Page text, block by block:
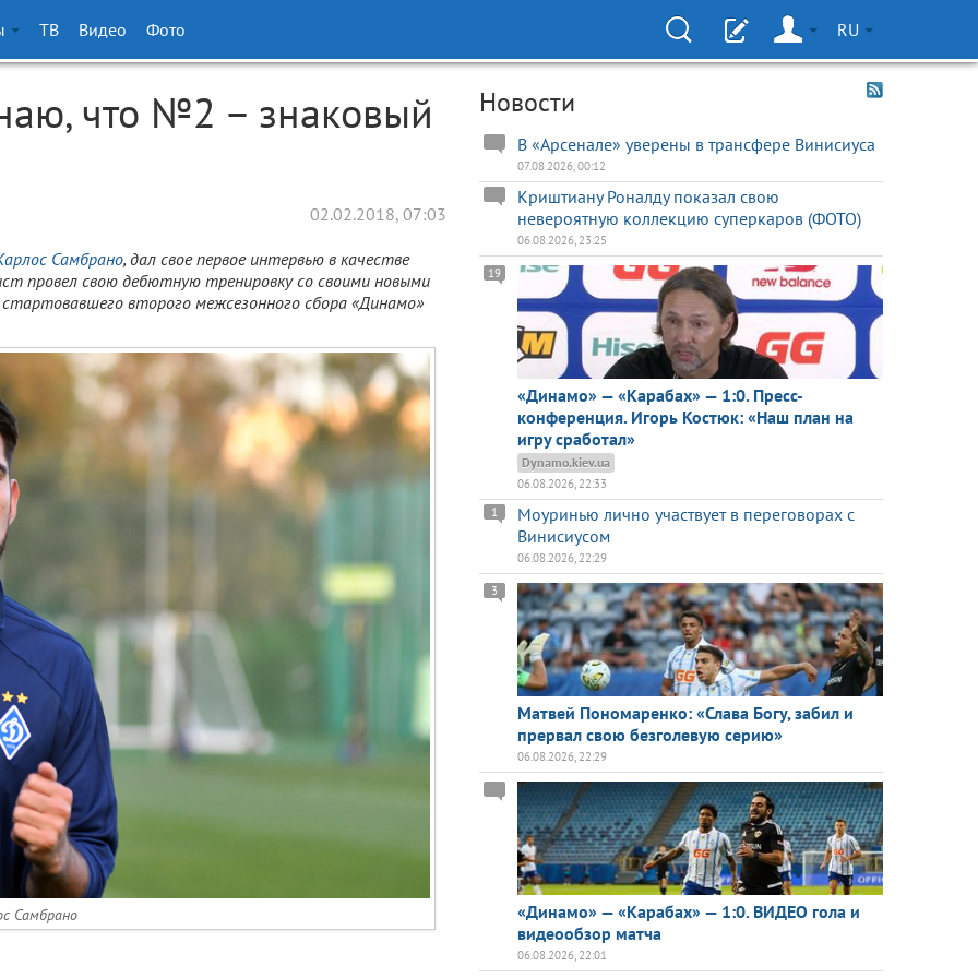
ТВ Видео Фото RU
что №2 – знаковый
02.02.2018, 07:03
Самбрано, дал свое первое интервью в качестве
провел свою дебютную тренировку со своими новыми
второго межсезонного сбора «Динамо»
Самбрано
Новости
В «Арсенале» уверены в трансфере Винисиуса
07.08.2026, 00:12
Криштиану Роналду показал свою
невероятную коллекцию суперкаров (ФОТО)
06.08.2026, 23:25
«Динамо» — «Карабах» — 1:0. Пресс-
конференция. Игорь Костюк: «Наш план на
игру сработал»
19
Dynamo.kiev.ua
06.08.2026, 22:33
Моуринью лично участвует в переговорах с
Винисиусом
1
06.08.2026, 22:29
Матвей Пономаренко: «Слава Богу, забил и
прервал свою безголевую серию»
3
06.08.2026, 22:29
«Динамо» — «Карабах» — 1:0. ВИДЕО гола и
видеообзор матча
06.08.2026, 22:01